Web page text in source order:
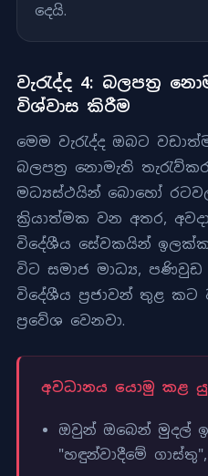
දෙයි.
වැරැද්ද 4: බලපත්‍ර
විශ්වාස කිරීම
මෙම වැරැද්ද ඔබට
බලපත්‍ර නොමැති
මධ්‍යස්ථයින් බොහෝ
ක්‍රියාත්මක වන අතර,
විදේශීය සේවකයින්
විට සමාජ මාධ්‍ය, පණිවුඩ
විදේශීය ප්‍රජාවන් තුළ
ප්‍රවේශ වෙනවා.
අවධානය යොමු කළ
ඔවුන් ඔබෙන් මුදල්
"හඳුන්වාදීමේ